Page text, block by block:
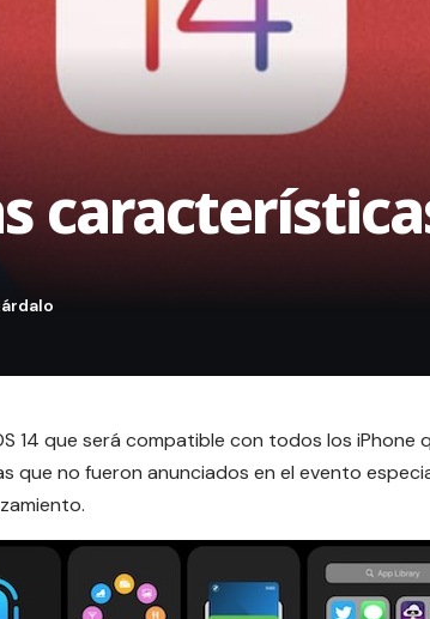
14 que será compatible con todos los iPhone
que no fueron anunciados en el evento